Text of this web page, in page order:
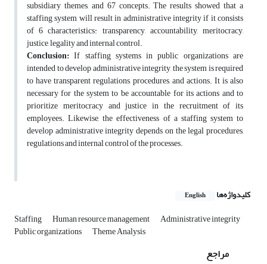
subsidiary themes, and 67 concepts. The results showed that a
staffing system will result in administrative integrity if it consists
of 6 characteristics: transparency, accountability, meritocracy,
justice, legality and internal control.
Conclusion: If staffing systems in public organizations are
intended to develop administrative integrity, the system is required
to have transparent regulations, procedures, and actions. It is also
necessary for the system to be accountable for its actions and to
prioritize meritocracy and justice in the recruitment of its
employees. Likewise, the effectiveness of a staffing system to
develop administrative integrity depends on the legal procedures,
regulations and internal control of the processes.
کلیدواژه‌ها English
Staffing Human resource management Administrative integrity
Public organizations Theme Analysis
مراجع